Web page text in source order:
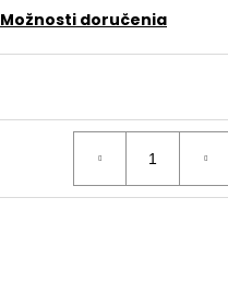
Možnosti doručenia